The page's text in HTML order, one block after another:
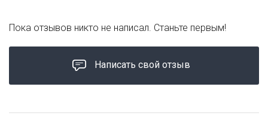
Написать свой отзыв
Пока отзывов никто не написал. Станьте первым!